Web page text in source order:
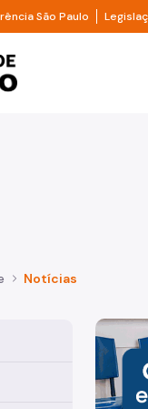
acesso à informação
São Paulo Divisor
São
Notícias